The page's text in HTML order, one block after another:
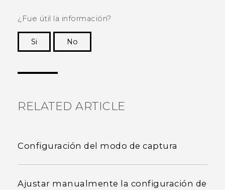
¿Fue útil la información?
Si
No
RELATED ARTICLE
Configuración del modo de captura
Ajustar manualmente la configuración de